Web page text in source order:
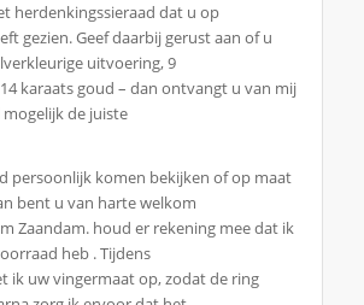
herdenkingssieraad dat u op
gezien. Geef daarbij gerust aan of u
uitvoering, 9
karaats goud – dan ontvangt u van mij
mogelijk de juiste
persoonlijk komen bekijken of op maat
bent u van harte welkom
Zaandam. houd er rekening mee dat ik
heb . Tijdens
ik uw vingermaat op, zodat de ring